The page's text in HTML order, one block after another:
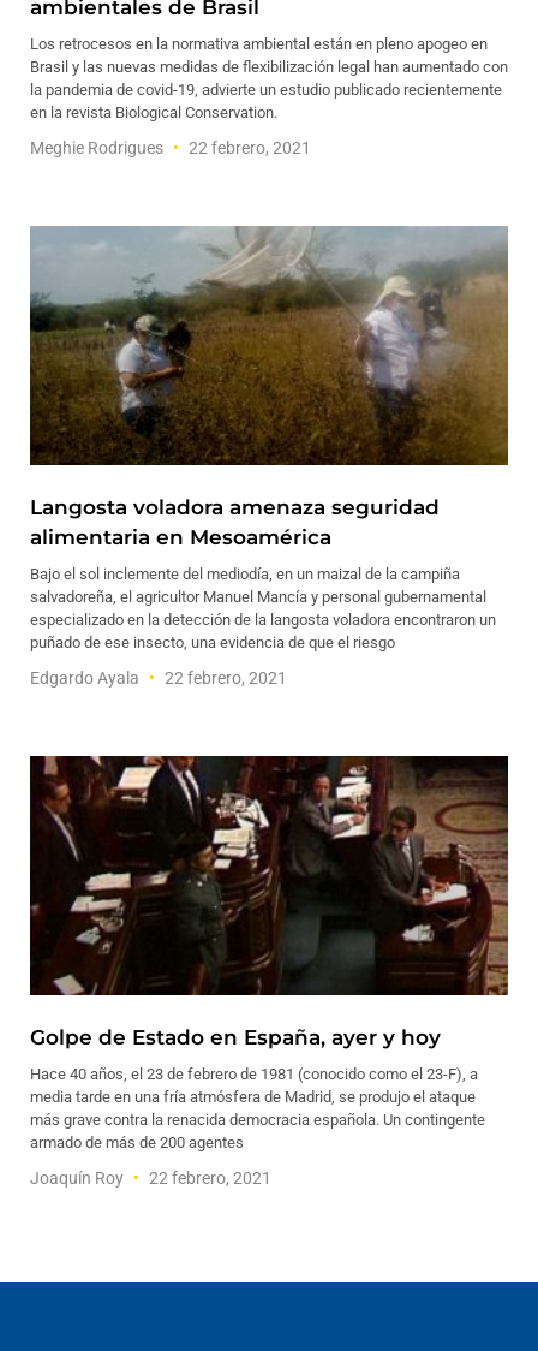
ambientales de Brasil
Los retrocesos en la normativa ambiental están en pleno apogeo en
Brasil y las nuevas medidas de flexibilización legal han aumentado con
la pandemia de covid-19, advierte un estudio publicado recientemente
en la revista Biological Conservation.
Meghie Rodrigues 22 febrero, 2021
Langosta voladora amenaza seguridad
alimentaria en Mesoamérica
Bajo el sol inclemente del mediodía, en un maizal de la campiña
salvadoreña, el agricultor Manuel Mancía y personal gubernamental
especializado en la detección de la langosta voladora encontraron un
puñado de ese insecto, una evidencia de que el riesgo
Edgardo Ayala 22 febrero, 2021
Golpe de Estado en España, ayer y hoy
Hace 40 años, el 23 de febrero de 1981 (conocido como el 23-F), a
media tarde en una fría atmósfera de Madrid, se produjo el ataque
más grave contra la renacida democracia española. Un contingente
armado de más de 200 agentes
Joaquín Roy 22 febrero, 2021